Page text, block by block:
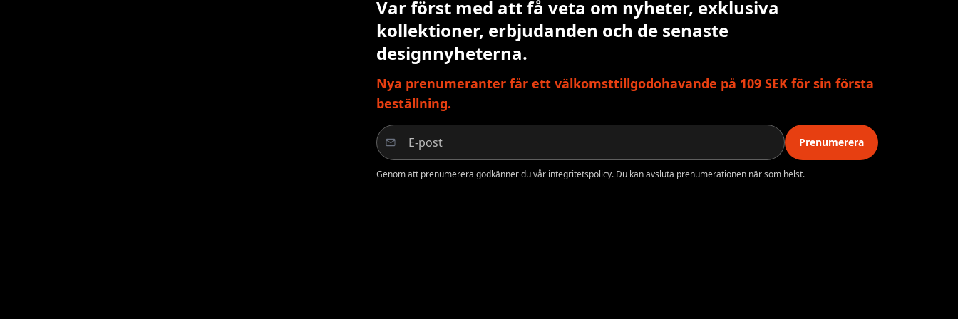
Var först med att få veta om nyheter, exklusiva
kollektioner, erbjudanden och de senaste
designnyheterna.
Nya prenumeranter får ett välkomsttillgodohavande på 109 SEK för sin första
beställning.
Prenumerera
Genom att prenumerera godkänner du vår integritetspolicy. Du kan avsluta prenumerationen när som helst.